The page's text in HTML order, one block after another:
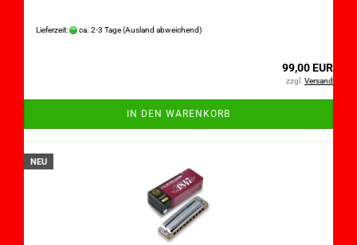
Lieferzeit: ca. 2-3 Tage(Ausland abweichend)
99,00 EUR
zzgl. Versand
IN DEN WARENKORB
NEU